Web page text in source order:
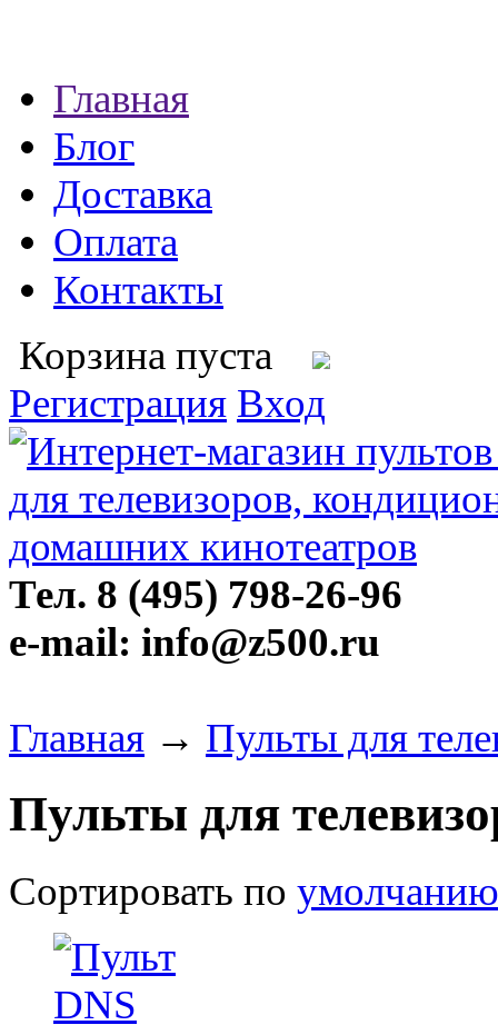
Главная
Блог
Доставка
Оплата
Контакты
Корзина пуста
Регистрация Вход
Тел. 8 (495) 798-26-96
e-mail: info@z500.ru
Главная → Пульты для
Пульты для
Сортировать по умолчанию